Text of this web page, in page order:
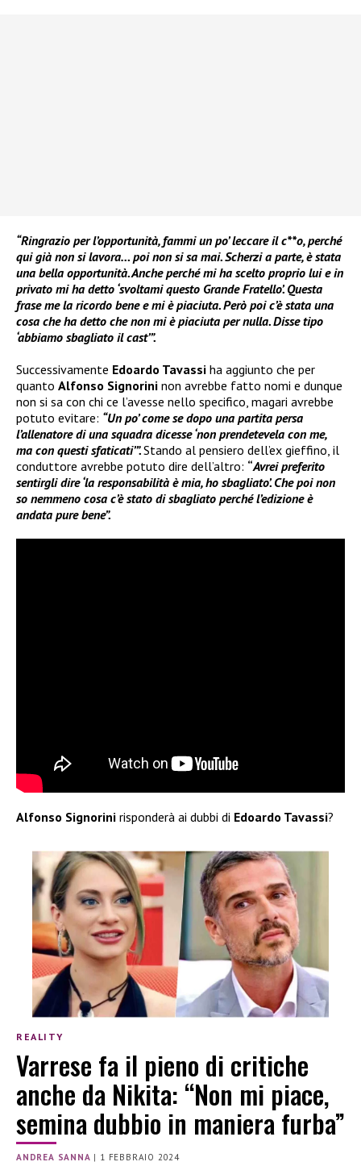
“Ringrazio per l’opportunità, fammi un po’ leccare il c**o, perché
qui già non si lavora… poi non si sa mai. Scherzi a parte, è stata
una bella opportunità. Anche perché mi ha scelto proprio lui e in
privato mi ha detto ‘svoltami questo Grande Fratello’. Questa
frase me la ricordo bene e mi è piaciuta. Però poi c’è stata una
cosa che ha detto che non mi è piaciuta per nulla. Disse tipo
‘abbiamo sbagliato il cast’”.
Successivamente Edoardo Tavassi ha aggiunto che per
quanto Alfonso Signorini non avrebbe fatto nomi e dunque
non si sa con chi ce l’avesse nello specifico, magari avrebbe
potuto evitare: “Un po’ come se dopo una partita persa
l’allenatore di una squadra dicesse ‘non prendetevela con me,
ma con questi sfaticati’”.Stando al pensiero dell’ex gieffino, il
conduttore avrebbe potuto dire dell’altro: “Avrei preferito
sentirgli dire ‘la responsabilità è mia, ho sbagliato’. Che poi non
so nemmeno cosa c’è stato di sbagliato perché l’edizione è
andata pure bene”.
Alfonso Signorini risponderà ai dubbi di Edoardo Tavassi?
REALITY
Varrese fa il pieno di critiche
anche da Nikita: “Non mi piace,
semina dubbio in maniera furba”
ANDREA SANNA | 1 FEBBRAIO 2024